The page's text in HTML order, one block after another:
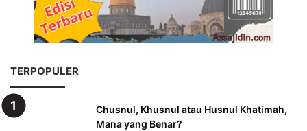
TERPOPULER
Chusnul, Khusnul atau Husnul Khatimah,
Mana yang Benar?